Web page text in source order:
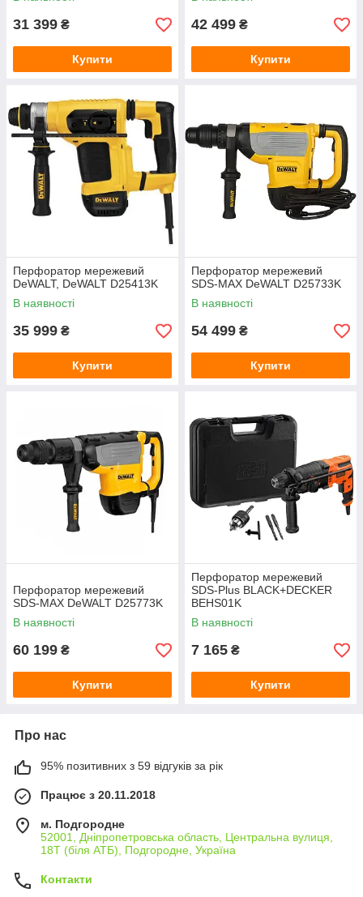
31 399 ₴
Купити
42 499 ₴
Купити
Перфоратор мережевий
DeWALT, DeWALT D25413K
В наявності
35 999 ₴
Купити
Перфоратор мережевий
SDS-MAX DeWALT D25733K
В наявності
54 499 ₴
Купити
Перфоратор мережевий
SDS-MAX DeWALT D25773K
В наявності
60 199 ₴
Купити
Перфоратор мережевий
SDS-Plus BLACK+DECKER
BEHS01K
В наявності
7 165 ₴
Купити
Про нас
95% позитивних з 59 відгуків за рік
Працює з 20.11.2018
м. Подгородне
52001, Дніпропетровська область, Центральна вулиця,
18Т (біля АТБ), Подгородне, Україна
Контакти